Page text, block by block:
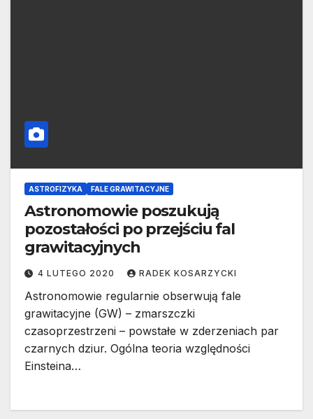
ASTROFIZYKA FALE GRAWITACYJNE
Astronomowie poszukują
pozostałości po przejściu fal
grawitacyjnych
4 LUTEGO 2020 RADEK KOSARZYCKI
Astronomowie regularnie obserwują fale
grawitacyjne (GW) – zmarszczki
czasoprzestrzeni – powstałe w zderzeniach par
czarnych dziur. Ogólna teoria względności
Einsteina…